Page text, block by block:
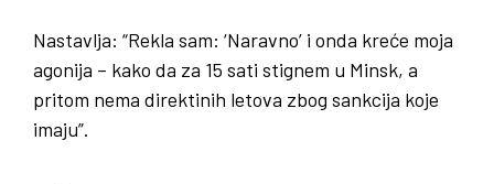
Nastavlja: “Rekla sam: ‘Naravno’ i onda kreće moja
agonija – kako da za 15 sati stignem u Minsk, a
pritom nema direktinih letova zbog sankcija koje
imaju”.